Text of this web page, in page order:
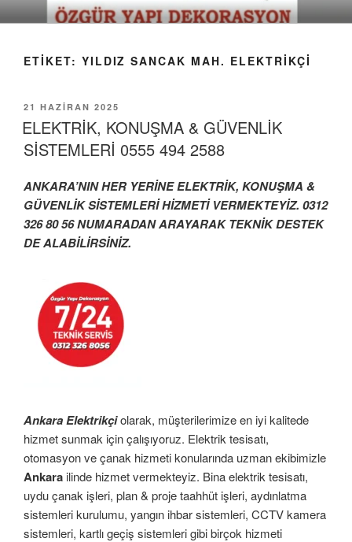
İçeriğe
geç
ETIKET: YILDIZ SANCAK MAH. ELEKTRIKÇI
YAYIM
TARIHI
21 HAZIRAN 2025
ELEKTRİK, KONUŞMA & GÜVENLİK
SİSTEMLERİ 0555 494 2588
ANKARA’NIN HER YERİNE ELEKTRİK, KONUŞMA &
GÜVENLİK SİSTEMLERİ HİZMETİ VERMEKTEYİZ. 0312
326 80 56 NUMARADAN ARAYARAK TEKNİK DESTEK
DE ALABİLİRSİNİZ.
Ankara Elektrikçiolarak, müşterilerimize en iyi kalitede
hizmet sunmak için çalışıyoruz. Elektrik tesisatı,
otomasyon ve çanak hizmeti konularında uzman ekibimizle
Ankara ilinde hizmet vermekteyiz. Bina elektrik tesisatı,
uydu çanak işleri, plan & proje taahhüt işleri, aydınlatma
sistemleri kurulumu, yangın ihbar sistemleri, CCTV kamera
sistemleri, kartlı geçiş sistemleri gibi birçok hizmeti